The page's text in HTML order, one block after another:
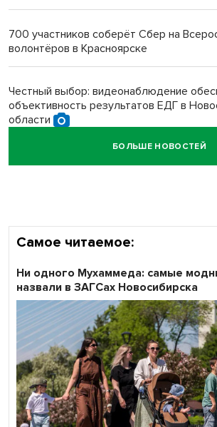
700 участников соберёт Сбер на
волонтёров в Красноярске
Честный выбор: видеонаблюдение
объективность результатов ЕДГ в
области
Кибертанки пошли в бой: «Ростелеком»
БОЛЬШЕ НОВОСТЕЙ
Самое читаемое:
Ни одного Мухаммеда: самые
назвали в ЗАГСах Новосибирска